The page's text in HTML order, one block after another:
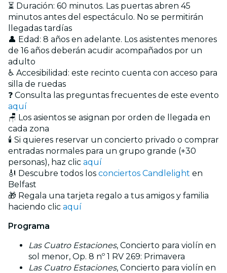
⏳ Duración: 60 minutos. Las puertas abren 45
minutos antes del espectáculo. No se permitirán
llegadas tardías
👤 Edad: 8 años en adelante. Los asistentes menores
de 16 años deberán acudir acompañados por un
adulto
♿ Accesibilidad: este recinto cuenta con acceso para
silla de ruedas
❓ Consulta las preguntas frecuentes de este evento
aquí
🪑 Los asientos se asignan por orden de llegada en
cada zona
🕯️ Si quieres reservar un concierto privado o comprar
entradas normales para un grupo grande (+30
personas), haz clic aquí
🎻 Descubre todos los conciertos Candlelight en
Belfast
🎁 Regala una tarjeta regalo a tus amigos y familia
haciendo clic aquí
Programa
Las Cuatro Estaciones, Concierto para violín en
sol menor, Op. 8 nº 1 RV 269: Primavera
Las Cuatro Estaciones, Concierto para violín en